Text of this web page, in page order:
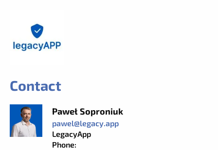
Contact
Paweł Soproniuk
pawel@legacy.app
LegacyApp
Phone: